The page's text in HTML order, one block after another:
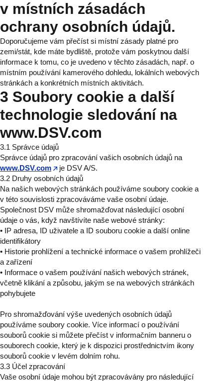
v místních zásadách
ochrany osobních údajů.
Doporučujeme vám přečíst si místní zásady platné pro
zemi/stát, kde máte bydliště, protože vám poskytnou další
informace k tomu, co je uvedeno v těchto zásadách, např. o
místním používání kamerového dohledu, lokálních webových
stránkách a konkrétních místních aktivitách.
3 Soubory cookie a další
technologie sledování na
www.DSV.com
3.1 Správce údajů
Správce údajů pro zpracování vašich osobních údajů na
www.DSV.com
je DSV A/S.
3.2 Druhy osobních údajů
Na našich webových stránkách používáme soubory cookie a
v této souvislosti zpracováváme vaše osobní údaje.
Společnost DSV může shromažďovat následující osobní
údaje o vás, když navštívíte naše webové stránky:
• IP adresa, ID uživatele a ID souboru cookie a další online
identifikátory
• Historie prohlížení a technické informace o vašem prohlížeči
a zařízení
• Informace o vašem používání našich webových stránek,
včetně klikání a způsobu, jakým se na webových stránkách
pohybujete
Pro shromažďování výše uvedených osobních údajů
používáme soubory cookie. Více informací o používání
souborů cookie si můžete přečíst v informačním banneru o
souborech cookie, který je k dispozici prostřednictvím ikony
souborů cookie v levém dolním rohu.
3.3 Účel zpracování
Vaše osobní údaje mohou být zpracovávány pro následující